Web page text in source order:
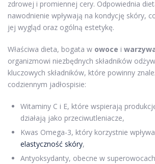
zdrowej i promiennej cery. Odpowiednia
nawodnienie wpływają na kondycję skóry,
jej wygląd oraz ogólną estetykę.
Właściwa dieta, bogata w owoce i
organizmowi niezbędnych składników
kluczowych składników, które powinny
codziennym jadłospisie:
Witaminy C i E, które wspierają
działają jako przeciwutleniacze,
Kwas Omega-3, który korzystnie
elastyczność skóry,
Antyoksydanty, obecne w